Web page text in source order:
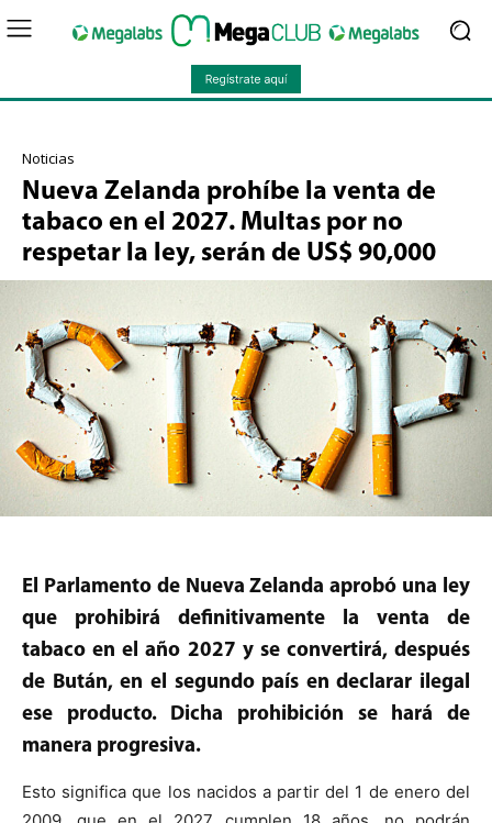
Noticias
Nueva Zelanda prohíbe la venta de
tabaco en el 2027. Multas por no
respetar la ley, serán de US$ 90,000
El Parlamento de Nueva Zelanda aprobó una ley
que prohibirá definitivamente la venta de
tabaco en el año 2027 y se convertirá, después
de Bután, en el segundo país en declarar ilegal
ese producto. Dicha prohibición se hará de
manera progresiva.
Esto significa que los nacidos a partir del 1 de enero del